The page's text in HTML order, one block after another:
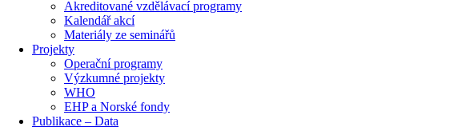
Akreditované vzdělávací programy
Kalendář akcí
Materiály ze seminářů
Projekty
Operační programy
Výzkumné projekty
WHO
EHP a Norské fondy
Publikace – Data